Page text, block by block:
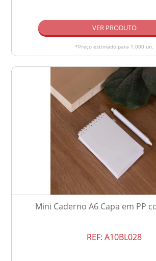
VER PRODUTO
*Preço estimado para 1.000 un.
Mini Caderno A6 Capa em PP
REF: A10BL028